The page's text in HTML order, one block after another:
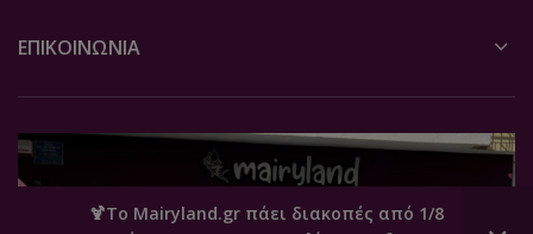
🍹Το Mairyland.gr πάει διακοπές από 1/8
ΕΠΙΚΟΙΝΩΝΙΑ